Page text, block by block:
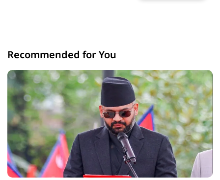
Recommended for You